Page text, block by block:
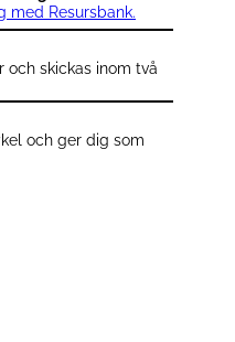
med Resursbank.
och skickas inom två
och ger dig som